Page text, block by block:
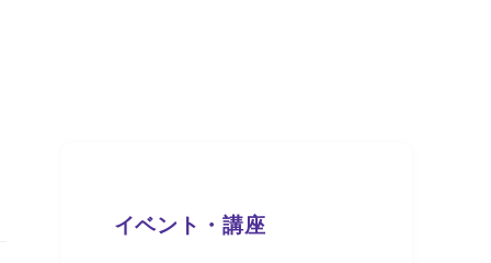
イベント・講座